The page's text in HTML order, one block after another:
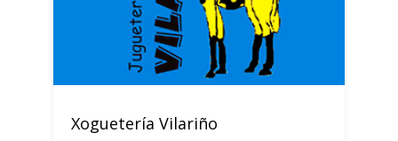
Xoguetería Vilariño